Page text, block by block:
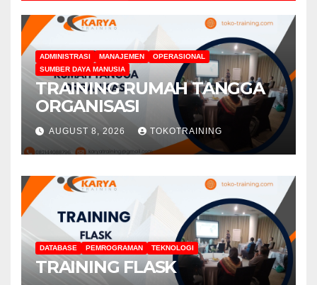
ADMINISTRASI MANAJEMEN
OPERASIONAL
SUMBER DAYA MANUSIA
TRAINING RUMAH TANGGA
ORGANISASI
AUGUST 8, 2026 TOKOTRAINING
DATABASE PEMROGRAMAN TEKNOLOGI
TRAINING FLASK